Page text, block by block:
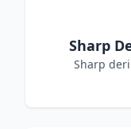
Sharp
Sharp